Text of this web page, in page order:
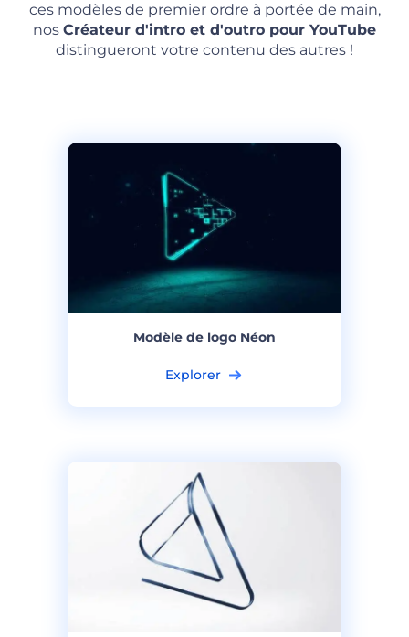
ces modèles de premier ordre à portée de main,
nos Créateur d'intro et d'outro pour YouTube
distingueront votre contenu des autres !
Modèle de logo Néon
Explorer